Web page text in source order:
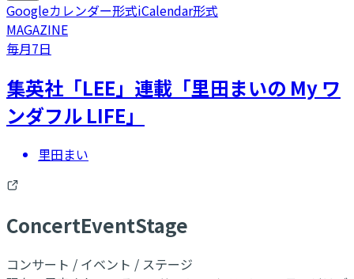
Googleカレンダー形式iCalendar形式
MAGAZINE
毎月7日
集英社「LEE」連載「里田まいの My ワ
ンダフル LIFE」
里田まい
ConcertEventStage
コンサート / イベント / ステージ